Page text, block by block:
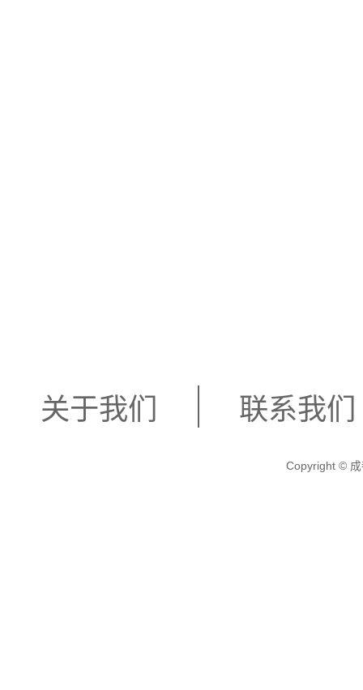
关于我们 联系我们
Copyright © 成